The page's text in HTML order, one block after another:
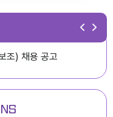
조) 채용 공고